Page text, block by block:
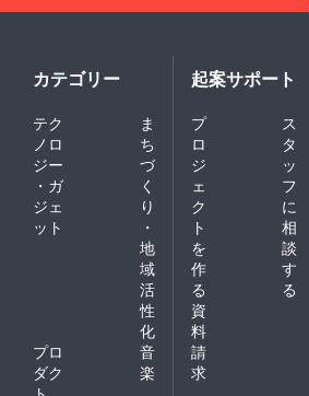
在品薄ですが、明日再
くらいにはすべて在庫
復活する見通しです。
最新情報はtwitterに流
しているのでそちから
ご確認ください～
@perico_op 有り難い
ことに順調に無くなっ
ておりまして、２～３
月には完売する見通し
です。ありがとうござ
います。もっと刷れば
良かったかなと思う時
カテゴリー
テク
ノロ
ジー
・ガ
ジェ
ット
ま
ち
づ
く
り
・
地
域
活
性
化
プロ
ダク
音
楽
起案サポート
プ
ロ
ジ
ェ
ク
ト
を
作
る
ス
タ
ッ
フ
に
相
談
す
る
資
料
請
求